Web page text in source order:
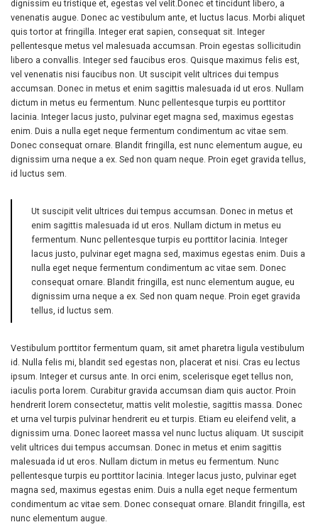
dignissim eu tristique et, egestas vel velit.Donec et tincidunt libero, a
venenatis augue. Donec ac vestibulum ante, et luctus lacus. Morbi aliquet
quis tortor at fringilla. Integer erat sapien, consequat sit. Integer
pellentesque metus vel malesuada accumsan. Proin egestas sollicitudin
libero a convallis. Integer sed faucibus eros. Quisque maximus felis est,
vel venenatis nisi faucibus non. Ut suscipit velit ultrices dui tempus
accumsan. Donec in metus et enim sagittis malesuada id ut eros. Nullam
dictum in metus eu fermentum. Nunc pellentesque turpis eu porttitor
lacinia. Integer lacus justo, pulvinar eget magna sed, maximus egestas
enim. Duis a nulla eget neque fermentum condimentum ac vitae sem.
Donec consequat ornare. Blandit fringilla, est nunc elementum augue, eu
dignissim urna neque a ex. Sed non quam neque. Proin eget gravida tellus,
id luctus sem.
Ut suscipit velit ultrices dui tempus accumsan. Donec in metus et
enim sagittis malesuada id ut eros. Nullam dictum in metus eu
fermentum. Nunc pellentesque turpis eu porttitor lacinia. Integer
lacus justo, pulvinar eget magna sed, maximus egestas enim. Duis a
nulla eget neque fermentum condimentum ac vitae sem. Donec
consequat ornare. Blandit fringilla, est nunc elementum augue, eu
dignissim urna neque a ex. Sed non quam neque. Proin eget gravida
tellus, id luctus sem.
Vestibulum porttitor fermentum quam, sit amet pharetra ligula vestibulum
id. Nulla felis mi, blandit sed egestas non, placerat et nisi. Cras eu lectus
ipsum. Integer et cursus ante. In orci enim, scelerisque eget tellus non,
iaculis porta lorem. Curabitur gravida accumsan diam quis auctor. Proin
hendrerit lorem consectetur, mattis velit molestie, sagittis massa. Donec
et urna vel turpis pulvinar hendrerit eu et turpis. Etiam eu eleifend velit, a
dignissim urna. Donec laoreet massa vel nunc luctus aliquam. Ut suscipit
velit ultrices dui tempus accumsan. Donec in metus et enim sagittis
malesuada id ut eros. Nullam dictum in metus eu fermentum. Nunc
pellentesque turpis eu porttitor lacinia. Integer lacus justo, pulvinar eget
magna sed, maximus egestas enim. Duis a nulla eget neque fermentum
condimentum ac vitae sem. Donec consequat ornare. Blandit fringilla, est
nunc elementum augue.